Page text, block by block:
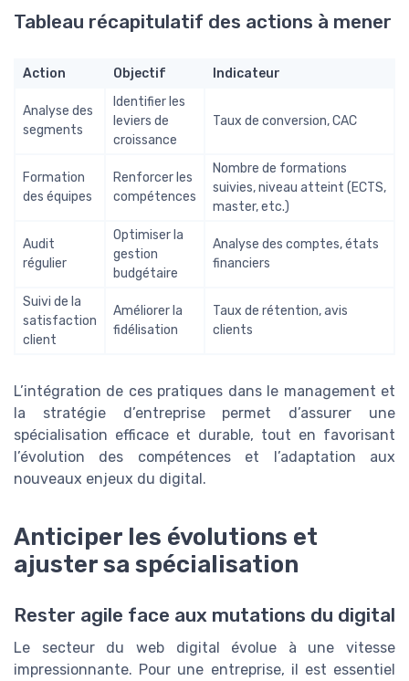
Tableau récapitulatif des actions à mener
Action Objectif Indicateur
Analyse des
segments
Identifier les
leviers de
croissance
Taux de conversion, CAC
Formation
des équipes
Renforcer les
compétences
Nombre de formations
suivies, niveau atteint (ECTS,
master, etc.)
Audit
régulier
Optimiser la
gestion
budgétaire
Analyse des comptes, états
financiers
Suivi de la
satisfaction
client
Améliorer la
fidélisation
Taux de rétention, avis
clients
L’intégration de ces pratiques dans le management et
la stratégie d’entreprise permet d’assurer une
spécialisation efficace et durable, tout en favorisant
l’évolution des compétences et l’adaptation aux
nouveaux enjeux du digital.
Anticiper les évolutions et
ajuster sa spécialisation
Rester agile face aux mutations du digital
Le secteur du web digital évolue à une vitesse
impressionnante. Pour une entreprise, il est essentiel